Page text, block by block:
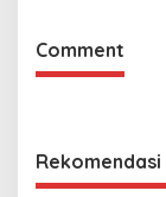
Comment